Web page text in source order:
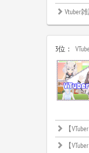
Vtuber
3位：
【
【